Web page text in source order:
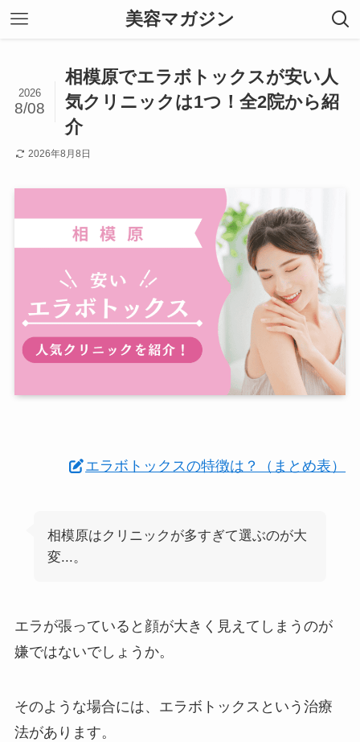
美容マガジン
相模原でエラボトックスが安い人
気クリニックは1つ！全2院から紹
介
2026
8/08
2026年8月8日
エラボトックスの特徴は？（まとめ表）
相模原はクリニックが多すぎて選ぶのが大
変...。
エラが張っていると顔が大きく見えてしまうのが
嫌ではないでしょうか。
そのような場合には、エラボトックスという治療
法があります。